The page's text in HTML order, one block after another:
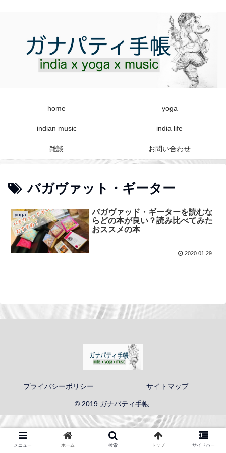
home yoga
indian music india life
雑談 お問い合わせ
バガヴァット・ギーター
yoga
バガヴァッド・ギーターを読むな
らどの本が良い？読み比べてみた
おススメの本
2020.01.29
プライバシーポリシー サイトマップ
© 2019 ガナパティ手帳.
メニュー ホーム 検索 トップ サイドバー